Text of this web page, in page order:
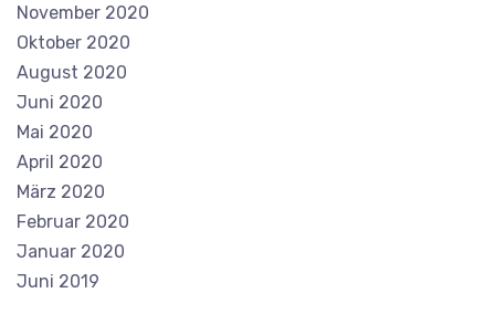
November 2020
Oktober 2020
August 2020
Juni 2020
Mai 2020
April 2020
März 2020
Februar 2020
Januar 2020
Juni 2019